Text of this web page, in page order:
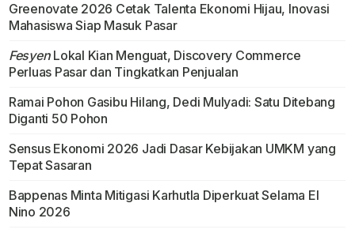
Greenovate 2026 Cetak Talenta Ekonomi Hijau, Inovasi
Mahasiswa Siap Masuk Pasar
FesyenLokal Kian Menguat, Discovery Commerce
Perluas Pasar dan Tingkatkan Penjualan
Ramai Pohon Gasibu Hilang, Dedi Mulyadi: Satu Ditebang
Diganti 50 Pohon
Sensus Ekonomi 2026 Jadi Dasar Kebijakan UMKM yang
Tepat Sasaran
Bappenas Minta Mitigasi Karhutla Diperkuat Selama El
Nino 2026